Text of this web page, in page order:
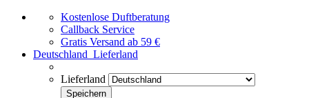
Kostenlose Duftberatung
Callback Service
Gratis Versand ab 59 €
Deutschland Lieferland
Lieferland